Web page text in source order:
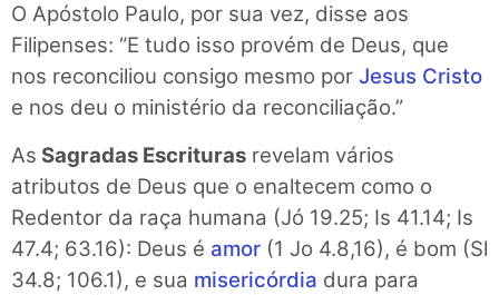
O Apóstolo Paulo, por sua vez, disse aos
Filipenses: “E tudo isso provém de Deus, que
nos reconciliou consigo mesmo por Jesus Cristo
e nos deu o ministério da reconciliação.”
As Sagradas Escrituras revelam vários
atributos de Deus que o enaltecem como o
Redentor da raça humana (Jó 19.25; Is 41.14; Is
47.4; 63.16): Deus é amor (1 Jo 4.8,16), é bom (Sl
34.8; 106.1), e sua misericórdia dura para